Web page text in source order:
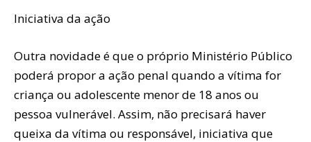
Iniciativa da ação
Outra novidade é que o próprio Ministério Público
poderá propor a ação penal quando a vítima for
criança ou adolescente menor de 18 anos ou
pessoa vulnerável. Assim, não precisará haver
queixa da vítima ou responsável, iniciativa que